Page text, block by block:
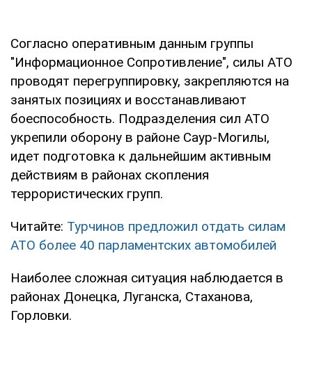
Согласно оперативным данным группы
"Информационное Сопротивление", силы АТО
проводят перегруппировку, закрепляются на
занятых позициях и восстанавливают
боеспособность. Подразделения сил АТО
укрепили оборону в районе Саур-Могилы,
идет подготовка к дальнейшим активным
действиям в районах скопления
террористических групп.
Читайте: Турчинов предложил отдать силам
АТО более 40 парламентских автомобилей
Наиболее сложная ситуация наблюдается в
районах Донецка, Луганска, Стаханова,
Горловки.